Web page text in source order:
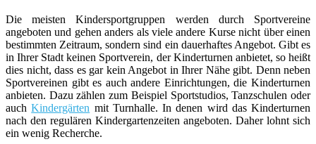
Die meisten Kindersportgruppen werden durch Sportvereine
angeboten und gehen anders als viele andere Kurse nicht über einen
bestimmten Zeitraum, sondern sind ein dauerhaftes Angebot. Gibt es
in Ihrer Stadt keinen Sportverein, der Kinderturnen anbietet, so heißt
dies nicht, dass es gar kein Angebot in Ihrer Nähe gibt. Denn neben
Sportvereinen gibt es auch andere Einrichtungen, die Kinderturnen
anbieten. Dazu zählen zum Beispiel Sportstudios, Tanzschulen oder
auchKindergärten mit Turnhalle. In denen wird das Kinderturnen
nach den regulären Kindergartenzeiten angeboten. Daher lohnt sich
ein wenig Recherche.